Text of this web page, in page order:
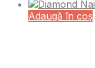
Adaugă în coș